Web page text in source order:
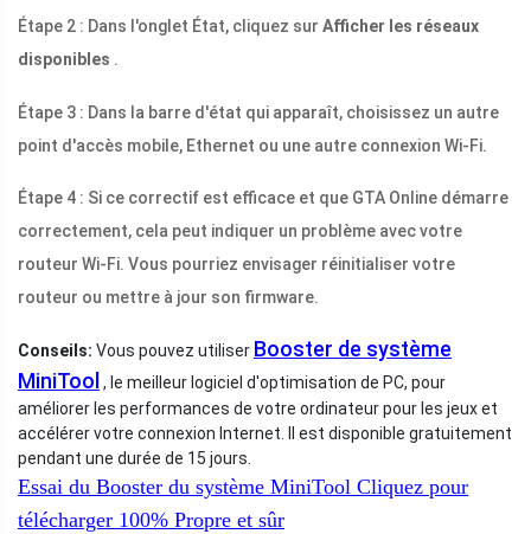
Étape 2 : Dans l'onglet État, cliquez sur Afficher les réseaux
disponibles .
Étape 3 : Dans la barre d'état qui apparaît, choisissez un autre
point d'accès mobile, Ethernet ou une autre connexion Wi-Fi.
Étape 4 : Si ce correctif est efficace et que GTA Online démarre
correctement, cela peut indiquer un problème avec votre
routeur Wi-Fi. Vous pourriez envisager réinitialiser votre
routeur ou mettre à jour son firmware.
Conseils: Vous pouvez utiliser Booster de système
MiniTool , le meilleur logiciel d'optimisation de PC, pour
améliorer les performances de votre ordinateur pour les jeux et
accélérer votre connexion Internet. Il est disponible gratuitement
pendant une durée de 15 jours.
Essai du Booster du système MiniTool Cliquez pour
télécharger 100% Propre et sûr